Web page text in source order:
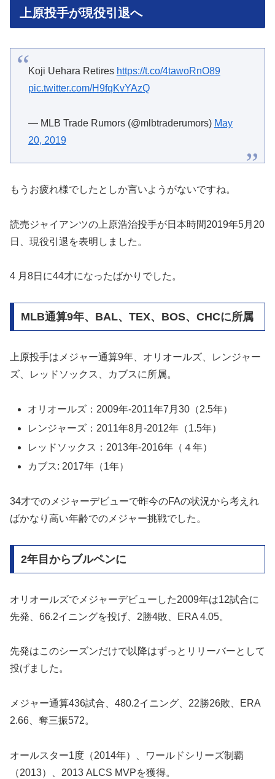
上原投手が現役引退へ
Koji Uehara Retires https://t.co/4tawoRnO89
pic.twitter.com/H9fqKvYAzQ
— MLB Trade Rumors (@mlbtraderumors) May
20, 2019
もうお疲れ様でしたとしか言いようがないですね。
読売ジャイアンツの上原浩治投手が日本時間2019年5月20
日、現役引退を表明しました。
4 月8日に44才になったばかりでした。
MLB通算9年、BAL、TEX、BOS、CHCに所属
上原投手はメジャー通算9年、オリオールズ、レンジャー
ズ、レッドソックス、カブスに所属。
オリオールズ：2009年-2011年7月30（2.5年）
レンジャーズ：2011年8月-2012年（1.5年）
レッドソックス：2013年-2016年（４年）
カブス: 2017年（1年）
34才でのメジャーデビューで昨今のFAの状況から考えれ
ばかなり高い年齢でのメジャー挑戦でした。
2年目からブルペンに
オリオールズでメジャーデビューした2009年は12試合に
先発、66.2イニングを投げ、2勝4敗、ERA 4.05。
先発はこのシーズンだけで以降はずっとリリーバーとして
投げました。
メジャー通算436試合、480.2イニング、22勝26敗、ERA
2.66、奪三振572。
オールスター1度（2014年）、ワールドシリーズ制覇
（2013）、2013 ALCS MVPを獲得。